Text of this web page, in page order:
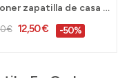
Isotoner zapatilla de casa calidad peluche niño...
€ 12,50 € -50%